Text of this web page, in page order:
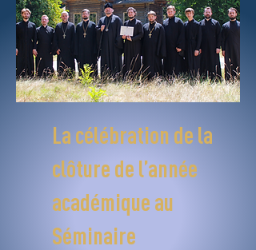
La célébration de la
clôture de l’année
académique au
Séminaire